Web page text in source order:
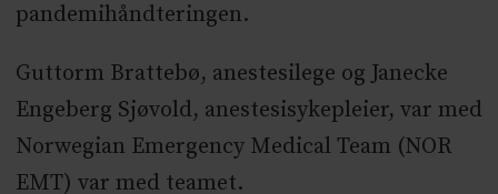
pandemihåndteringen.
Guttorm Brattebø, anestesilege og Janecke
Engeberg Sjøvold, anestesisykepleier, var med
Norwegian Emergency Medical Team (NOR
EMT) var med teamet.